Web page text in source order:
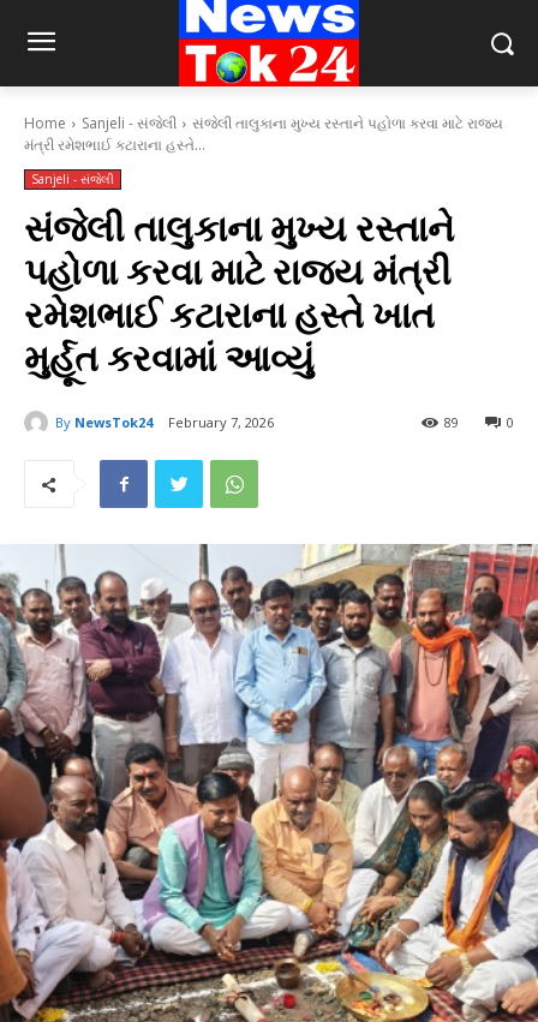
Home Sanjeli - સંજેલી
સંજેલી તાલુકાના મુખ્ય રસ્તાને પહોળા કરવા માટે રાજ્ય
મંત્રી રમેશભાઈ કટારાના હસ્તે...
Sanjeli - સંજેલી
સંજેલી તાલુકાના મુખ્ય રસ્તાને
પહોળા કરવા માટે રાજ્ય મંત્રી
રમેશભાઈ કટારાના હસ્તે ખાત
મુર્હૂત કરવામાં આવ્યું
By NewsTok24 February 7, 2026 0
89